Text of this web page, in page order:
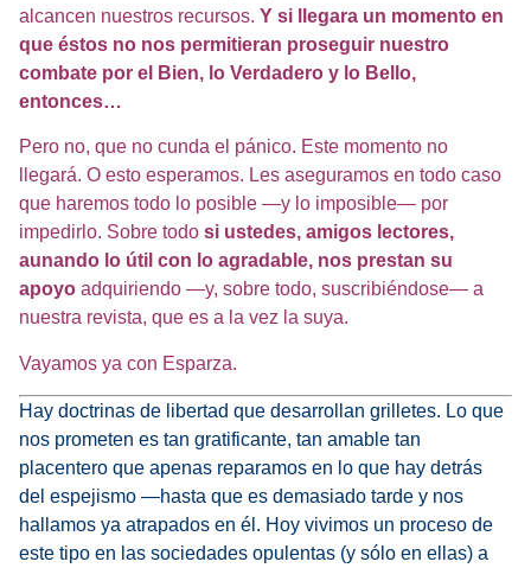
alcancen nuestros recursos. Y si llegara un momento en
que éstos no nos permitieran proseguir nuestro
combate por el Bien, lo Verdadero y lo Bello,
entonces…
Pero no, que no cunda el pánico. Este momento no
llegará. O esto esperamos. Les aseguramos en todo caso
que haremos todo lo posible —y lo imposible— por
impedirlo. Sobre todo si ustedes, amigos lectores,
aunando lo útil con lo agradable, nos prestan su
apoyo adquiriendo —y, sobre todo, suscribiéndose— a
nuestra revista, que es a la vez la suya.
Vayamos ya con Esparza.
Hay doctrinas de libertad que desarrollan grilletes. Lo que
nos prometen es tan gratificante, tan amable tan
placentero que apenas reparamos en lo que hay detrás
del espejismo —hasta que es demasiado tarde y nos
hallamos ya atrapados en él. Hoy vivimos un proceso de
este tipo en las sociedades opulentas (y sólo en ellas) a